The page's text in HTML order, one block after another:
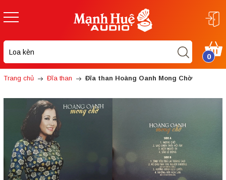
0
Trang chủ Đĩa than Đĩa than Hoàng Oanh Mong Chờ